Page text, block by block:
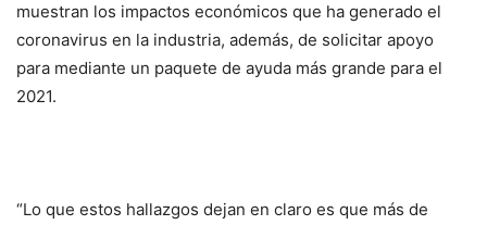
muestran los impactos económicos que ha generado el
coronavirus en la industria, además, de solicitar apoyo
para mediante un paquete de ayuda más grande para el
2021.
“Lo que estos hallazgos dejan en claro es que más de